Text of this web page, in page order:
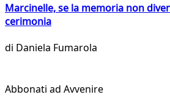
Marcinelle, se la memoria non
cerimonia
di Daniela Fumarola
Abbonati ad Avvenire